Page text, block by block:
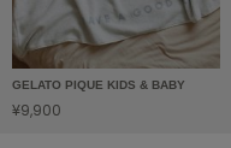
LILY BROWN Lingerie
リリーブラウンランジェリー
LITTLE UNION TOKYO
GELATO PIQUE KIDS & BABY
¥9,900